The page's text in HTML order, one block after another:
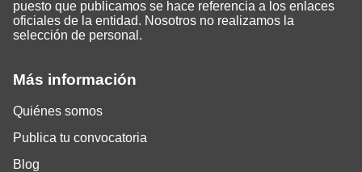
Más información
Quiénes somos
Publica tu convocatoria
Blog
puesto que publicamos se hace referencia a los enlaces
oficiales de la entidad. Nosotros no realizamos la
selección de personal.